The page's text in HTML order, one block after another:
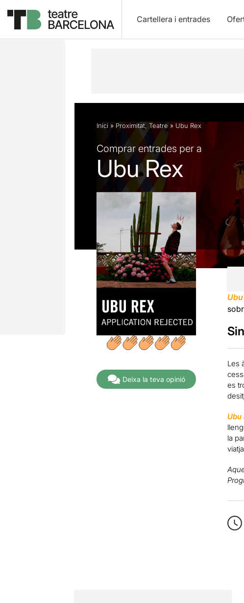
Cartellera i entrades
Descripció Fitxa artística Fotos i vídeos
Inici » Proximitat, Teatre » Ubu Rex
Comprar entrades per a
Ubu Rex
Deixa la teva opinió
Les
es
Ubu
la